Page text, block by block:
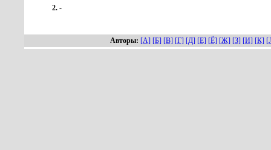
-
Авторы: [А] [Б] [В] [Г] [Д] [Е] [Ё] [Ж] [З] [И] [К]